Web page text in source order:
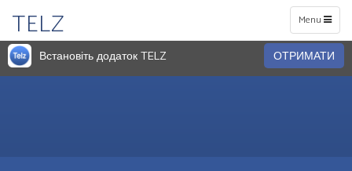
Toggle
navigation
Menu
TELZ
Встановіть додаток TELZ ОТРИМАТИ